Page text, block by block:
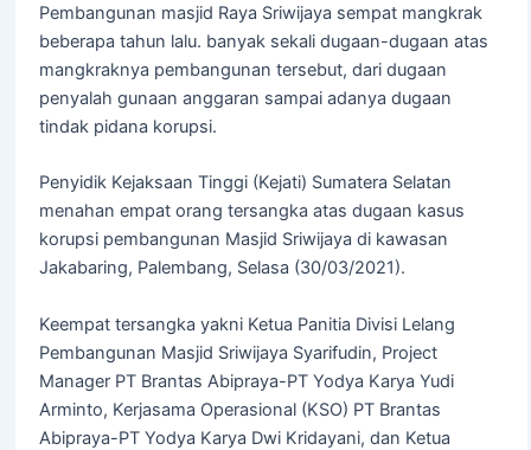
Pembangunan masjid Raya Sriwijaya sempat mangkrak
beberapa tahun lalu. banyak sekali dugaan-dugaan atas
mangkraknya pembangunan tersebut, dari dugaan
penyalah gunaan anggaran sampai adanya dugaan
tindak pidana korupsi.
Penyidik Kejaksaan Tinggi (Kejati) Sumatera Selatan
menahan empat orang tersangka atas dugaan kasus
korupsi pembangunan Masjid Sriwijaya di kawasan
Jakabaring, Palembang, Selasa (30/03/2021).
Keempat tersangka yakni Ketua Panitia Divisi Lelang
Pembangunan Masjid Sriwijaya Syarifudin, Project
Manager PT Brantas Abipraya-PT Yodya Karya Yudi
Arminto, Kerjasama Operasional (KSO) PT Brantas
Abipraya-PT Yodya Karya Dwi Kridayani, dan Ketua